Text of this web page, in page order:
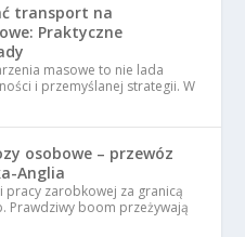
transport na
Praktyczne
masowe to nie lada
i przemyślanej strategii. W
osobowe – przewóz
Anglia
zarobkowej za granicą
Prawdziwy boom przeżywają